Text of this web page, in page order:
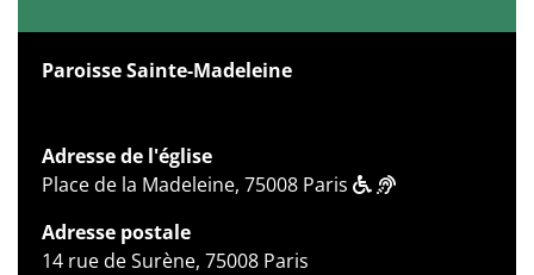
Paroisse Sainte-Madeleine
Adresse de l'église
Place de la Madeleine, 75008 Paris
Adresse postale
14 rue de Surène, 75008 Paris